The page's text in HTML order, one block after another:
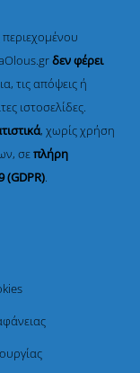
δεν φέρει
τις απόψεις ή
ιστοσελίδες.
, χωρίς χρήση
σεπλήρη
.